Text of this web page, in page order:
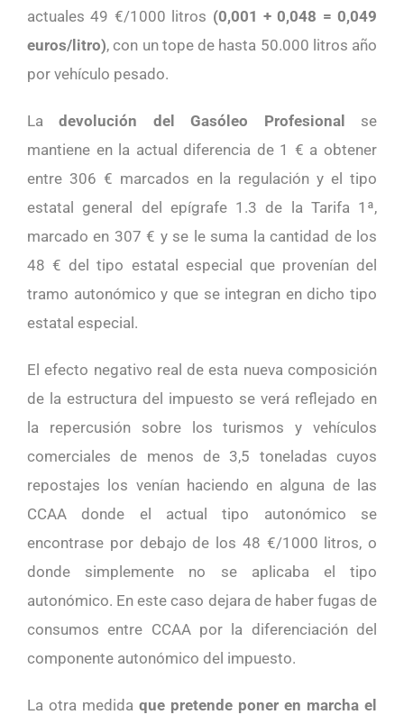
actuales 49 €/1000 litros (0,001 + 0,048 = 0,049
euros/litro), con un tope de hasta 50.000 litros año
por vehículo pesado.
Ladevolución del Gasóleo Profesional
se
mantiene en la actual diferencia de 1 € a obtener
entre 306 € marcados en la regulación y el tipo
estatal general del epígrafe 1.3 de la Tarifa 1ª,
marcado en 307 € y se le suma la cantidad de los
48 € del tipo estatal especial que provenían del
tramo autonómico y que se integran en dicho tipo
estatal especial.
El efecto negativo real de esta nueva composición
de la estructura del impuesto se verá reflejado en
la repercusión sobre los turismos y vehículos
comerciales de menos de 3,5 toneladas cuyos
repostajes los venían haciendo en alguna de las
CCAA donde el actual tipo autonómico se
encontrase por debajo de los 48 €/1000 litros, o
donde simplemente no se aplicaba el tipo
autonómico. En este caso dejara de haber fugas de
consumos entre CCAA por la diferenciación del
componente autonómico del impuesto.
La otra medida que pretende poner en marcha el